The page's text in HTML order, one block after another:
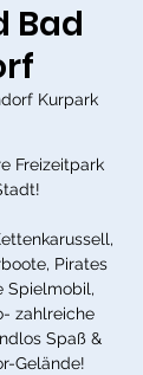
Bad
Kurpark
Freizeitpark
Pirates
Spielmobil,
zahlreiche
Spaß &
Gelände!